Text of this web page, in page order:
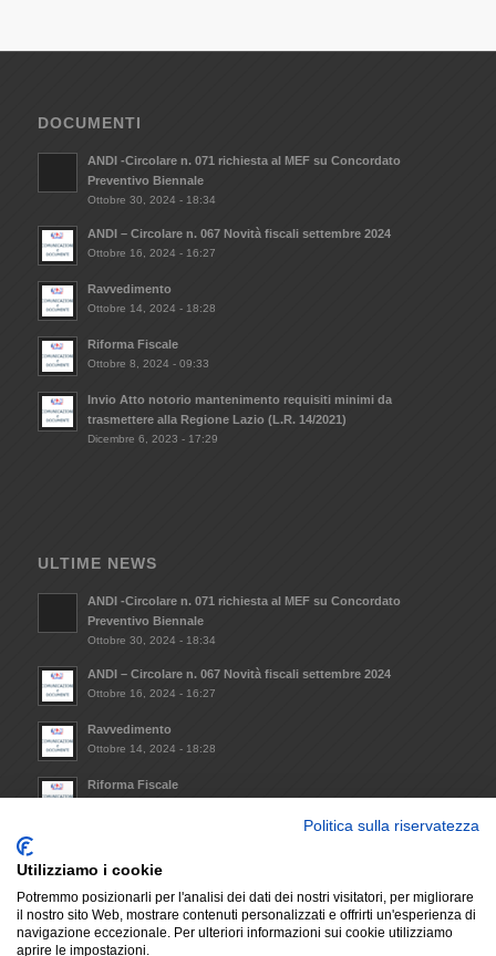
DOCUMENTI
ANDI -Circolare n. 071 richiesta al MEF su Concordato
Preventivo Biennale
Ottobre 30, 2024 - 18:34
ANDI – Circolare n. 067 Novità fiscali settembre 2024
Ottobre 16, 2024 - 16:27
Ravvedimento
Ottobre 14, 2024 - 18:28
Riforma Fiscale
Ottobre 8, 2024 - 09:33
Invio Atto notorio mantenimento requisiti minimi da
trasmettere alla Regione Lazio (L.R. 14/2021)
Dicembre 6, 2023 - 17:29
ULTIME NEWS
ANDI -Circolare n. 071 richiesta al MEF su Concordato
Preventivo Biennale
Ottobre 30, 2024 - 18:34
ANDI – Circolare n. 067 Novità fiscali settembre 2024
Ottobre 16, 2024 - 16:27
Ravvedimento
Ottobre 14, 2024 - 18:28
Riforma Fiscale
Dicembre 6, 2023 - 17:29
Politica sulla riservatezza
Utilizziamo i cookie
Potremmo posizionarli per l'analisi dei dati dei nostri visitatori, per migliorare
il nostro sito Web, mostrare contenuti personalizzati e offrirti un'esperienza di
navigazione eccezionale. Per ulteriori informazioni sui cookie utilizziamo
aprire le impostazioni.